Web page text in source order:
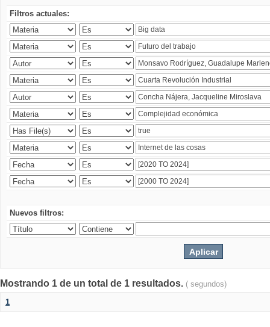
Filtros actuales:
Nuevos filtros:
Mostrando 1 de un total de 1 resultados. ( segundos)
1